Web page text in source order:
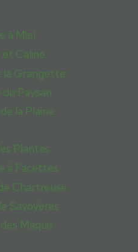
à Miel
et Caline
la Grangette
Paysan
la Plaine
Plantes
à Facettes
Chartreuse
Savoyères
Maquis